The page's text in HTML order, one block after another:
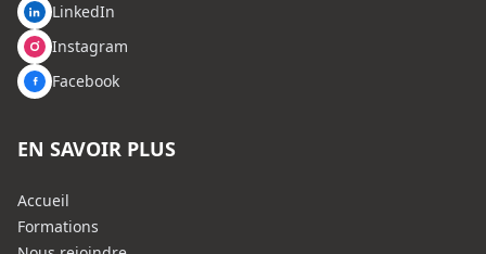
LinkedIn
Instagram
Facebook
EN SAVOIR PLUS
Accueil
Formations